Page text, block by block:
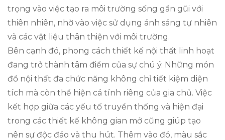
trọng vào việc tạo ra môi trường sống gần gũi với
thiên nhiên, nhờ vào việc sử dụng ánh sáng tự nhiên
và các vật liệu thân thiện với môi trường.
Bên cạnh đó, phong cách thiết kế nội thất linh hoạt
đang trở thành tâm điểm của sự chú ý. Những món
đồ nội thất đa chức năng không chỉ tiết kiệm diện
tích mà còn thể hiện cá tính riêng của gia chủ. Việc
kết hợp giữa các yếu tố truyền thống và hiện đại
trong các thiết kế không gian mở cũng giúp tạo
nên sự độc đáo và thu hút. Thêm vào đó, màu sắc